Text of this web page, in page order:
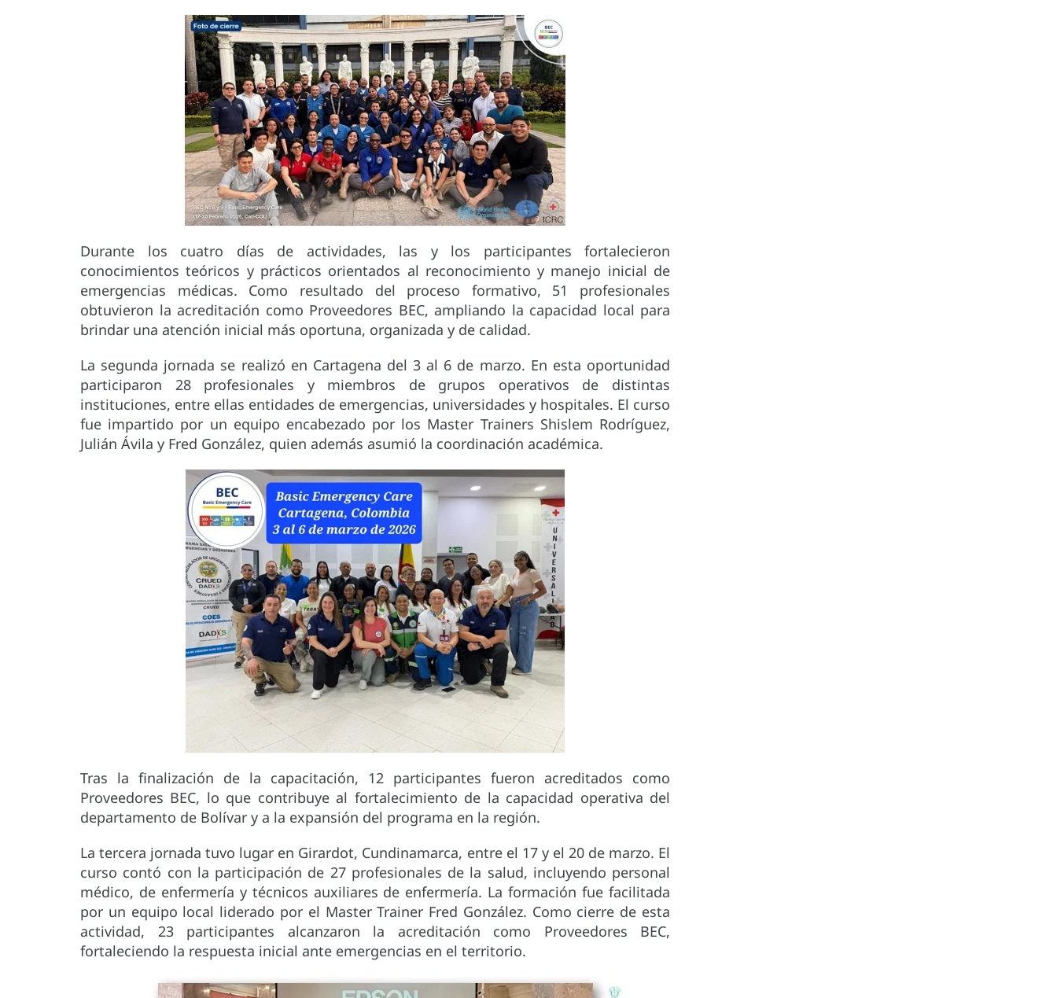
Durante los cuatro días de actividades, las y los participantes fortalecieron
conocimientos teóricos y prácticos orientados al reconocimiento y manejo inicial de
emergencias médicas. Como resultado del proceso formativo, 51 profesionales
obtuvieron la acreditación como Proveedores BEC, ampliando la capacidad local para
brindar una atención inicial más oportuna, organizada y de calidad.
La segunda jornada se realizó en Cartagena del 3 al 6 de marzo. En esta oportunidad
participaron 28 profesionales y miembros de grupos operativos de distintas
instituciones, entre ellas entidades de emergencias, universidades y hospitales. El curso
fue impartido por un equipo encabezado por los Master Trainers Shislem Rodríguez,
Julián Ávila y Fred González, quien además asumió la coordinación académica.
Tras la finalización de la capacitación, 12 participantes fueron acreditados como
Proveedores BEC, lo que contribuye al fortalecimiento de la capacidad operativa del
departamento de Bolívar y a la expansión del programa en la región.
La tercera jornada tuvo lugar en Girardot, Cundinamarca, entre el 17 y el 20 de marzo. El
curso contó con la participación de 27 profesionales de la salud, incluyendo personal
médico, de enfermería y técnicos auxiliares de enfermería. La formación fue facilitada
por un equipo local liderado por el Master Trainer Fred González. Como cierre de esta
actividad, 23 participantes alcanzaron la acreditación como Proveedores BEC,
fortaleciendo la respuesta inicial ante emergencias en el territorio.